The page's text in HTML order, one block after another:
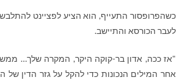
כשהפרופסור התעייף, הוא הציע לפציינט
לעבר הכורסא והתיישב.
"אז ככה, אדון בר-קוקה היקר, המקרה שלך…
אחר המילים הנכונות כדי להקל על גזר הדין של